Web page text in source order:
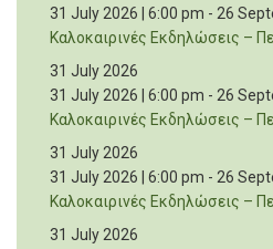
31 July 2026 | 6:00 pm - 26
Καλοκαιρινές Εκδηλώσεις –
31 July 2026
31 July 2026 | 6:00 pm - 26
Καλοκαιρινές Εκδηλώσεις –
31 July 2026
31 July 2026 | 6:00 pm - 26
Καλοκαιρινές Εκδηλώσεις –
31 July 2026